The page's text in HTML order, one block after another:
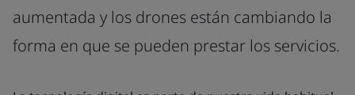
aumentada y los drones están cambiando la
forma en que se pueden prestar los servicios.